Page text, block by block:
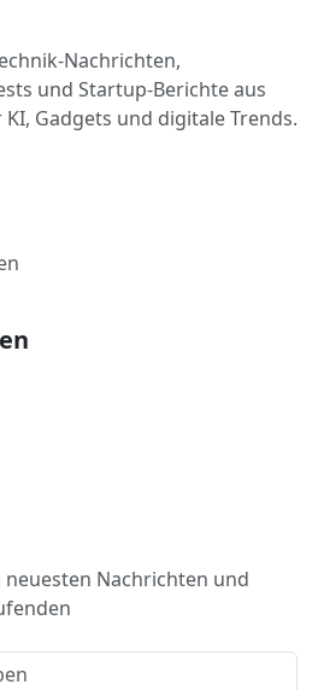
Nachrichten,
und Startup-Berichte aus
Gadgets und digitale Trends.
Nachrichten und